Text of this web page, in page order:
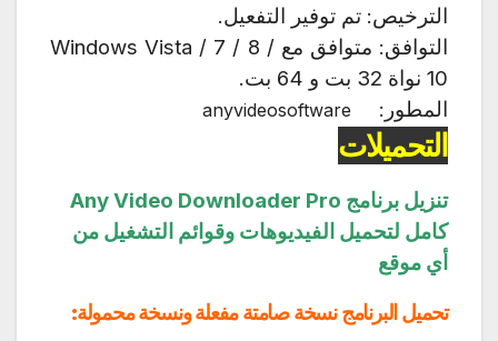
الترخيص: تم توفير التفعيل.
التوافق: متوافق مع Windows Vista / 7 / 8 /
10 نواة 32 بت و 64 بت.
المطور:
anyvideosoftware
التحميلات
تنزيل برنامج Any Video Downloader Pro
كامل لتحميل الفيديوهات وقوائم التشغيل من
أي موقع
تحميل البرنامج نسخة صامتة مفعلة ونسخة محمولة: